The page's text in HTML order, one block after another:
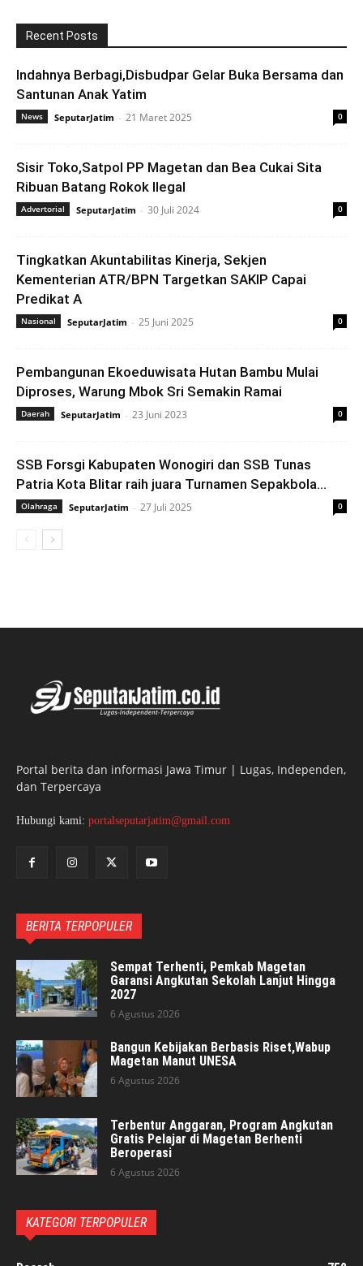
Recent Posts
Indahnya Berbagi,Disbudpar Gelar Buka Bersama dan
Santunan Anak Yatim
News SeputarJatim - 21 Maret 2025 0
Sisir Toko,Satpol PP Magetan dan Bea Cukai Sita
Ribuan Batang Rokok Ilegal
Advertorial SeputarJatim - 30 Juli 2024 0
Tingkatkan Akuntabilitas Kinerja, Sekjen
Kementerian ATR/BPN Targetkan SAKIP Capai
Predikat A
Nasional SeputarJatim - 25 Juni 2025 0
Pembangunan Ekoeduwisata Hutan Bambu Mulai
Diproses, Warung Mbok Sri Semakin Ramai
Daerah SeputarJatim - 23 Juni 2023 0
SSB Forsgi Kabupaten Wonogiri dan SSB Tunas
Patria Kota Blitar raih juara Turnamen Sepakbola...
Olahraga SeputarJatim - 27 Juli 2025 0
Portal berita dan informasi Jawa Timur | Lugas, Independen,
dan Terpercaya
Hubungi kami: portalseputarjatim@gmail.com
BERITA TERPOPULER
Sempat Terhenti, Pemkab Magetan
Garansi Angkutan Sekolah Lanjut Hingga
2027
6 Agustus 2026
Bangun Kebijakan Berbasis Riset,Wabup
Magetan Manut UNESA
6 Agustus 2026
Terbentur Anggaran, Program Angkutan
Gratis Pelajar di Magetan Berhenti
Beroperasi
6 Agustus 2026
KATEGORI TERPOPULER